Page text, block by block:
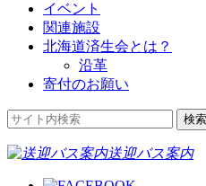
イベント
関連施設
北海道済生会とは？
沿革
寄付のお願い
送迎バス案内